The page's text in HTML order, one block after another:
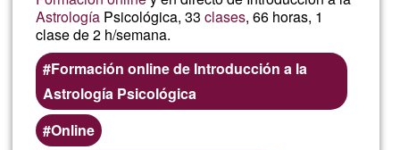
Astrología Psicológica, 33clases, 66 horas, 1
clase de 2 h/semana.
Formación online de Introducción a la
Astrología Psicológica
Online